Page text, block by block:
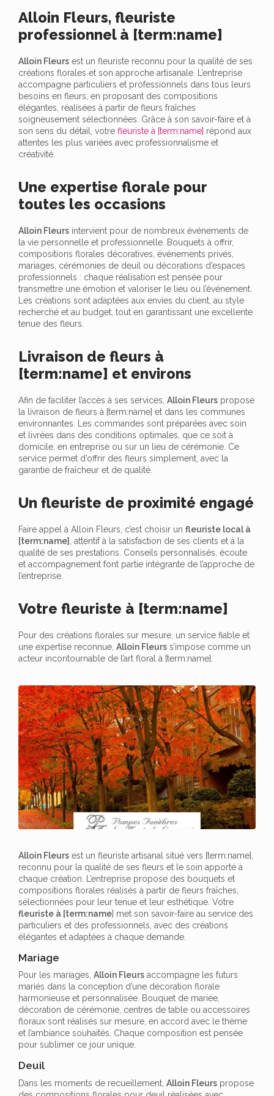
Alloin Fleurs, fleuriste
professionnel à [term:name]
Alloin Fleurs est un fleuriste reconnu pour la qualité de ses
créations florales et son approche artisanale. L’entreprise
accompagne particuliers et professionnels dans tous leurs
besoins en fleurs, en proposant des compositions
élégantes, réalisées à partir de fleurs fraîches
soigneusement sélectionnées. Grâce à son savoir-faire et à
son sens du détail, votre fleuriste à [term:name] répond aux
attentes les plus variées avec professionnalisme et
créativité.
Une expertise florale pour
toutes les occasions
Alloin Fleurs intervient pour de nombreux événements de
la vie personnelle et professionnelle. Bouquets à offrir,
compositions florales décoratives, événements privés,
mariages, cérémonies de deuil ou décorations d’espaces
professionnels : chaque réalisation est pensée pour
transmettre une émotion et valoriser le lieu ou l’événement.
Les créations sont adaptées aux envies du client, au style
recherché et au budget, tout en garantissant une excellente
tenue des fleurs.
Livraison de fleurs à
[term:name] et environs
Afin de faciliter l’accès à ses services, Alloin Fleurs propose
la livraison de fleurs à [term:name] et dans les communes
environnantes. Les commandes sont préparées avec soin
et livrées dans des conditions optimales, que ce soit à
domicile, en entreprise ou sur un lieu de cérémonie. Ce
service permet d’offrir des fleurs simplement, avec la
garantie de fraîcheur et de qualité.
Un fleuriste de proximité engagé
Faire appel à Alloin Fleurs, c’est choisir un fleuriste local à
[term:name]
, attentif à la satisfaction de ses clients et à la
qualité de ses prestations. Conseils personnalisés, écoute
et accompagnement font partie intégrante de l’approche de
l’entreprise.
Votre fleuriste à [term:name]
Pour des créations florales sur mesure, un service fiable et
une expertise reconnue, Alloin Fleurs s’impose comme un
acteur incontournable de l’art floral à [term:name].
Alloin Fleurs est un fleuriste artisanal situé vers [term:name],
reconnu pour la qualité de ses fleurs et le soin apporté à
chaque création. L’entreprise propose des bouquets et
compositions florales réalisés à partir de fleurs fraîches,
sélectionnées pour leur tenue et leur esthétique. Votre
fleuriste à [term:name] met son savoir-faire au service des
particuliers et des professionnels, avec des créations
élégantes et adaptées à chaque demande.
Mariage
Pour les mariages, Alloin Fleurs accompagne les futurs
mariés dans la conception d’une décoration florale
harmonieuse et personnalisée. Bouquet de mariée,
décoration de cérémonie, centres de table ou accessoires
floraux sont réalisés sur mesure, en accord avec le thème
et l’ambiance souhaités. Chaque composition est pensée
pour sublimer ce jour unique.
Deuil
Dans les moments de recueillement, Alloin Fleurs propose